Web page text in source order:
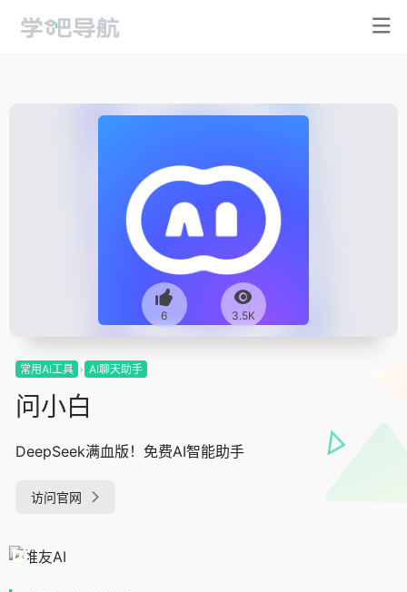
6 3.5K
常用AI工具 AI聊天助手
问小白
DeepSeek满血版！免费AI智能助手
访问官网